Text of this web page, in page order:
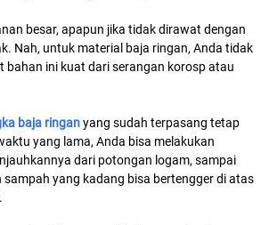
besar, apapun jika tidak dirawat dengan
Nah, untuk material baja ringan, Anda tidak
bahan ini kuat dari serangan korosp atau
baja ringanyang sudah terpasang tetap
yang lama, Anda bisa melakukan
dari potongan logam, sampai
sampah yang kadang bisa bertengger di atas